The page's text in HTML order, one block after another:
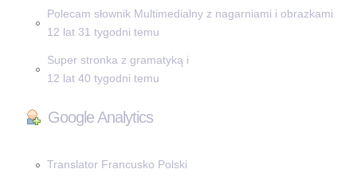
Polecam słownik Multimedialny z nagarniami i obrazkami
12 lat 31 tygodni temu
Super stronka z gramatyką i
12 lat 40 tygodni temu
Google Analytics
Translator Francusko Polski